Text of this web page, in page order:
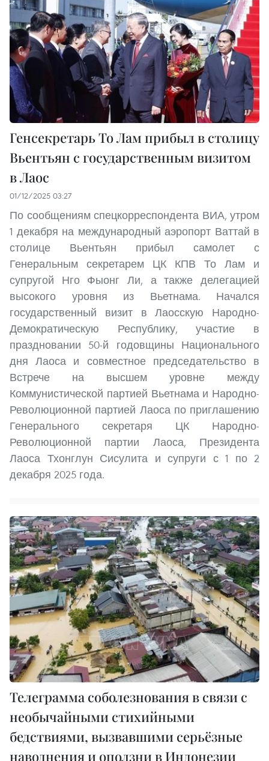
Генсекретарь То Лам прибыл в столицу
Вьентьян с государственным визитом
в Лаос
01/12/2025 03:27
По сообщениям спецкорреспондента ВИА, утром
1 декабря на международный аэропорт Ваттай в
столице Вьентьян прибыл самолет с
Генеральным секретарем ЦК КПВ То Лам и
супругой Нго Фыонг Ли, а также делегацией
высокого уровня из Вьетнама. Начался
государственный визит в Лаосскую Народно-
Демократическую Республику, участие в
праздновании 50-й годовщины Национального
дня Лаоса и совместное председательство в
Встрече на высшем уровне между
Коммунистической партией Вьетнама и Народно-
Революционной партией Лаоса по приглашению
Генерального секретаря ЦК Народно-
Революционной партии Лаоса, Президента
Лаоса Тхонглун Сисулита и супруги с 1 по 2
декабря 2025 года.
Телеграмма соболезнования в связи с
необычайными стихийными
бедствиями, вызвавшими серьёзные
наводнения и оползни в Индонезии